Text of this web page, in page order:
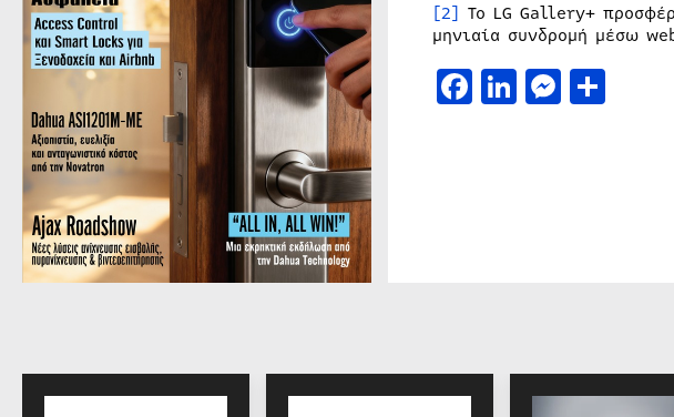
[2] Το LG Gallery+
μηνιαία συνδρομή μέσω
Facebook
LinkedIn